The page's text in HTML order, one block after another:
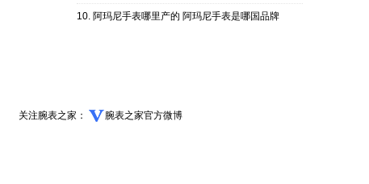
阿玛尼手表哪里产的 阿玛尼手表是哪国品牌
关注腕表之家： 腕表之家官方微博